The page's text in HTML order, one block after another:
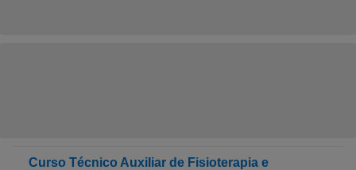
Curso Técnico Auxiliar de Fisioterapia e